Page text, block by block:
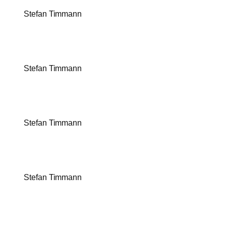
Stefan Timmann
Stefan Timmann
Stefan Timmann
Stefan Timmann